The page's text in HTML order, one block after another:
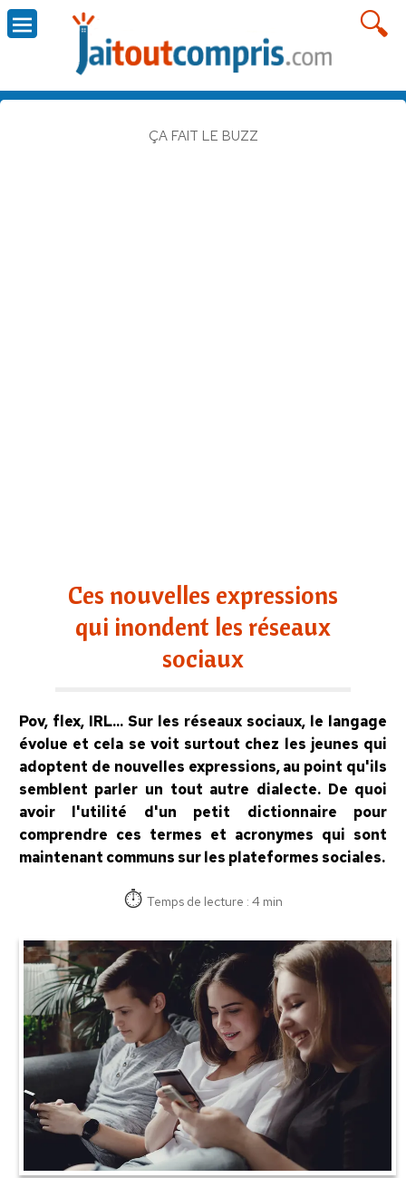
ÇA FAIT LE BUZZ
Ces nouvelles expressions
qui inondent les réseaux
sociaux
Pov, flex, IRL... Sur les réseaux sociaux, le langage
évolue et cela se voit surtout chez les jeunes qui
adoptent de nouvelles expressions, au point qu'ils
semblent parler un tout autre dialecte. De quoi
avoir l'utilité d'un petit dictionnaire pour
comprendre ces termes et acronymes qui sont
maintenant communs sur les plateformes sociales.
Temps de lecture : 4 min